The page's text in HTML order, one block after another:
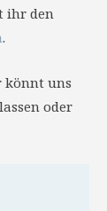
ihr den
.
könnt uns
oder